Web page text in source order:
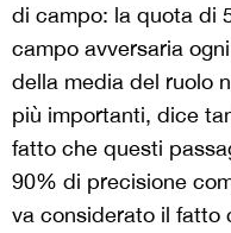
di campo: la quota di
campo avversaria
della media del ruolo
più importanti, dice
fatto che questi
90% di precisione
va considerato il fatto